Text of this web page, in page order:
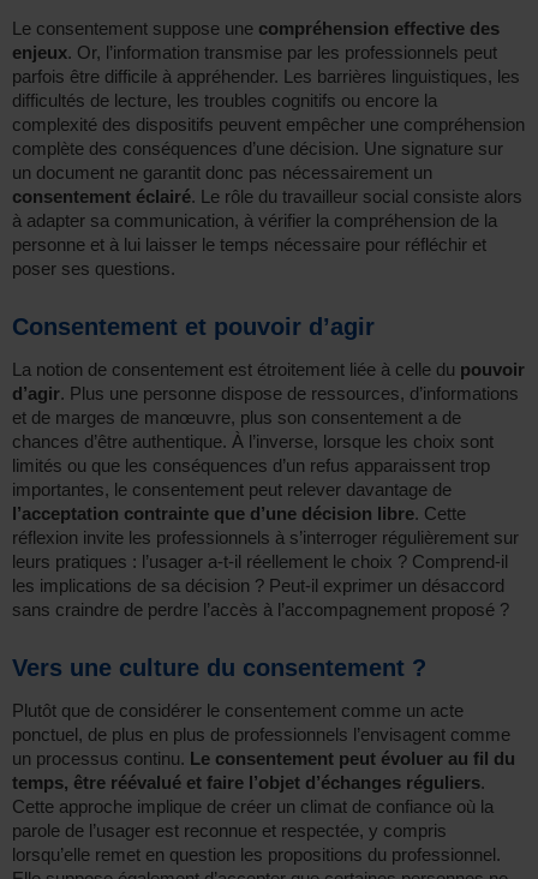
Le consentement suppose une compréhension effective des
enjeux. Or, l’information transmise par les professionnels peut
parfois être difficile à appréhender. Les barrières linguistiques, les
difficultés de lecture, les troubles cognitifs ou encore la
complexité des dispositifs peuvent empêcher une compréhension
complète des conséquences d’une décision. Une signature sur
un document ne garantit donc pas nécessairement un
consentement éclairé. Le rôle du travailleur social consiste alors
à adapter sa communication, à vérifier la compréhension de la
personne et à lui laisser le temps nécessaire pour réfléchir et
poser ses questions.
Consentement et pouvoir d’agir
La notion de consentement est étroitement liée à celle du pouvoir
d’agir. Plus une personne dispose de ressources, d’informations
et de marges de manœuvre, plus son consentement a de
chances d’être authentique. À l’inverse, lorsque les choix sont
limités ou que les conséquences d’un refus apparaissent trop
importantes, le consentement peut relever davantage de
l’acceptation contrainte que d’une décision libre. Cette
réflexion invite les professionnels à s’interroger régulièrement sur
leurs pratiques : l’usager a-t-il réellement le choix ? Comprend-il
les implications de sa décision ? Peut-il exprimer un désaccord
sans craindre de perdre l’accès à l’accompagnement proposé ?
Vers une culture du consentement ?
Plutôt que de considérer le consentement comme un acte
ponctuel, de plus en plus de professionnels l’envisagent comme
un processus continu. Le consentement peut évoluer au fil du
temps, être réévalué et faire l’objet d’échanges réguliers.
Cette approche implique de créer un climat de confiance où la
parole de l’usager est reconnue et respectée, y compris
lorsqu’elle remet en question les propositions du professionnel.